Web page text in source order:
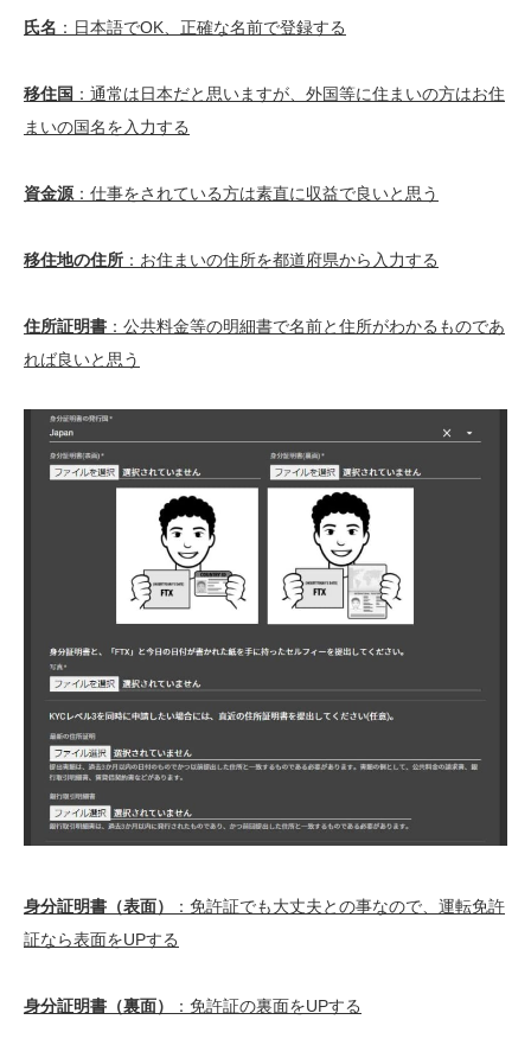
氏名 ：日本語でOK、正確な名前で登録する
移住国 ：通常は日本だと思いますが、外国等に住まいの方はお住
まいの国名を入力する
資金源 ：仕事をされている方は素直に収益で良いと思う
移住地の住所 ：お住まいの住所を都道府県から入力する
住所証明書 ：公共料金等の明細書で名前と住所がわかるものであ
れば良いと思う
身分証明書（表面）
：免許証でも大丈夫との事なので、運転免許
証なら表面をUPする
身分証明書（裏面） ：免許証の裏面をUPする